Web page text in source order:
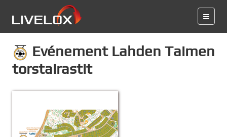
Evénement Lahden Taimen
torstairastit